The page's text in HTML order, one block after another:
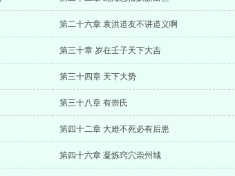
第二十六章 袁洪道友不讲道义啊
第三十章 岁在壬子天下大吉
第三十四章 天下大势
第三十八章 有崇氏
第四十二章 大难不死必有后患
第四十六章 凝炼窍穴崇州城